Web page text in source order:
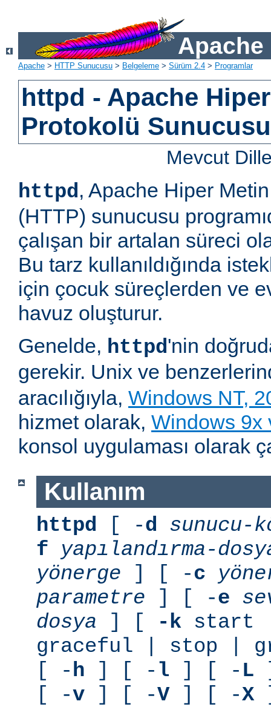
Apache
Apache > HTTP Sunucusu > Belgeleme > Sürüm 2.4 > Programlar
httpd - Apache
Protokolü Sunucusu
Mevcut
httpd, Apache Hiper
(HTTP) sunucusu
çalışan bir artalan süreci
Bu tarz kullanıldığında
için çocuk süreçlerden ve
havuz oluşturur.
Genelde, httpd'nin
gerekir. Unix ve
aracılığıyla, Windows NT,
hizmet olarak, Windows 9x
konsol uygulaması olarak
Kullanım
httpd [ -d
f
yapılandırma-
yönerge ] [ -c
parametre ] [ -e
dosya ] [ -k start
graceful | stop |
[ -h ] [ - l ] [ - L
[ -v ] [ -V] [ -X